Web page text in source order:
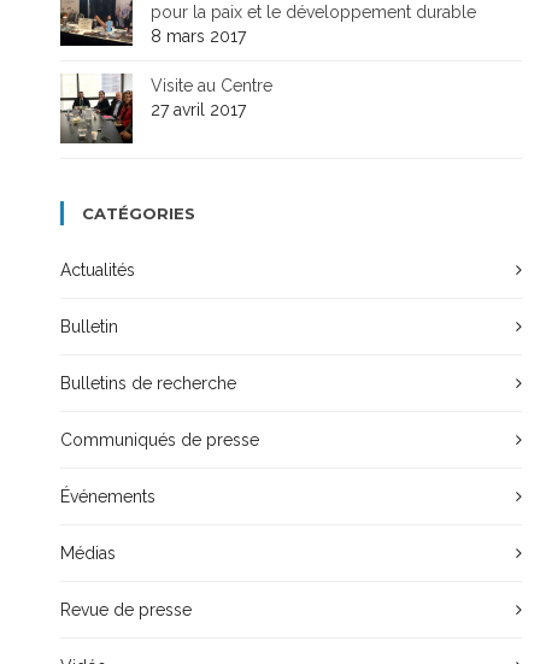
pour la paix et le développement durable
8 mars 2017
Visite au Centre
27 avril 2017
CATÉGORIES
Actualités
Bulletin
Bulletins de recherche
Communiqués de presse
Événements
Médias
Revue de presse